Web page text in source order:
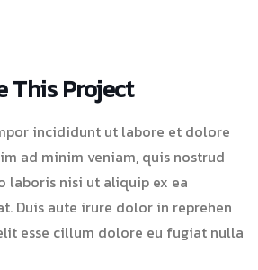
This Project
incididunt ut labore et dolore
ad minim veniam, quis nostrud
laboris nisi ut aliquip ex ea
Duis aute irure dolor in reprehen
esse cillum dolore eu fugiat nulla